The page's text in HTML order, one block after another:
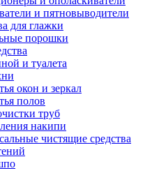
и пятновыводители
для глажки
порошки
и туалета
окон и зеркал
полов
труб
накипи
чистящие средства